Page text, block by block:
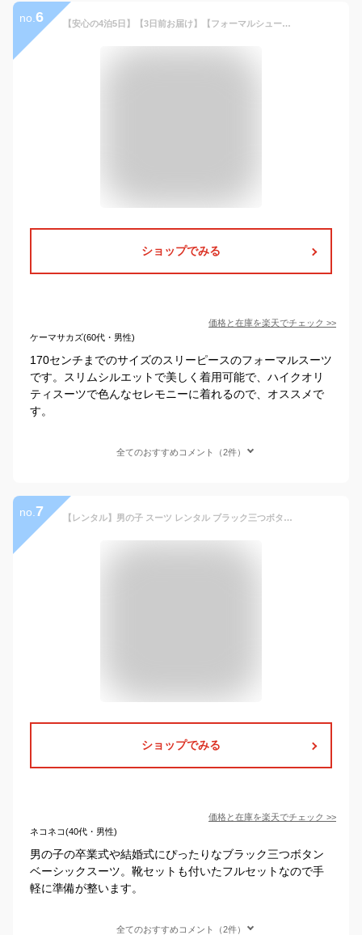
no. 6 【安心の4泊5日】【3日前お届け】【フォーマルシューズ・ベルトセット】【サイズ展開 140 150 160 170／b-167】WF by WANDER FACTORY ベスト付き 濃紺 スリムハイクオリティスーツ 男の子 卒服 結婚式 発表会 フォーマル ジュニア
ショップでみる
価格と在庫を楽天でチェック >>
ケーマサカズ(60代・男性)
170センチまでのサイズのスリーピースのフォーマルスーツ
です。スリムシルエットで美しく着用可能で、ハイクオリ
ティスーツで色んなセレモニーに着れるので、オススメで
す。
全てのおすすめコメント（2件）
no. 7 【レンタル】男の子 スーツ レンタル ブラック三つボタンベーシックスーツフルセット 140 150 160 165 男の子 スーツ 小学校男子 卒業スーツ 靴セット 子供スーツ レンタル 貸衣装 結婚式 ジュニアスーツ 小学生
ショップでみる
価格と在庫を楽天でチェック >>
ネコネコ(40代・男性)
男の子の卒業式や結婚式にぴったりなブラック三つボタン
ベーシックスーツ。靴セットも付いたフルセットなので手
軽に準備が整います。
全てのおすすめコメント（2件）